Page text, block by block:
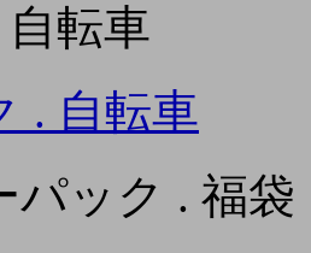
転車
. 自転車
パック . 福袋